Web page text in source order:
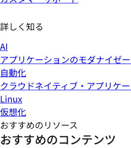
詳しく知る
AI
アプリケーションのモダナイゼ
自動化
クラウドネイティブ・アプリケ
Linux
仮想化
おすすめのリソース
おすすめのコンテンツ